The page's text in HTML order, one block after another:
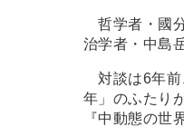
哲学者・國
治学者・中島
対談は6年前
年」のふたり
『中動態の